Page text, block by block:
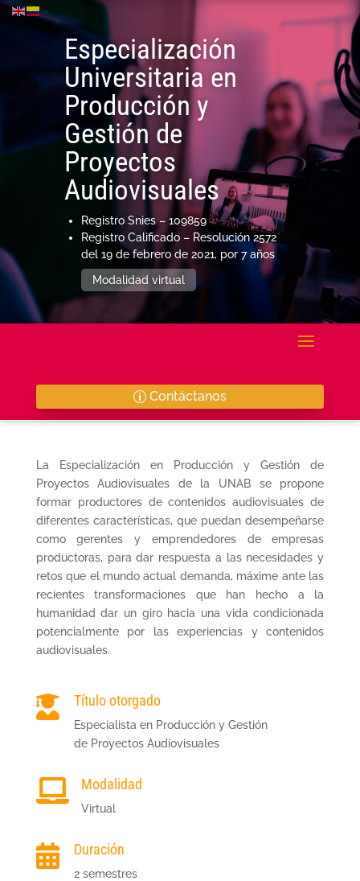
Especialización
Universitaria en
Producción y
Gestión de
Proyectos
Audiovisuales
Registro Snies –109859
Registro Calificado –Resolución 2572
del 19 de febrero de 2021, por 7 años
Modalidad virtual
Contáctanos
La Especialización en Producción y Gestión de
Proyectos Audiovisuales de la UNAB se propone
formar productores de contenidos audiovisuales de
diferentes características, que puedan desempeñarse
como gerentes y emprendedores de empresas
productoras, para dar respuesta a las necesidades y
retos que el mundo actual demanda, máxime ante las
recientes transformaciones que han hecho a la
humanidad dar un giro hacia una vida condicionada
potencialmente por las experiencias y contenidos
audiovisuales.
 Título otorgado
Especialista en Producción y Gestión
de Proyectos Audiovisuales
 Modalidad
Virtual
 Duración
2 semestres